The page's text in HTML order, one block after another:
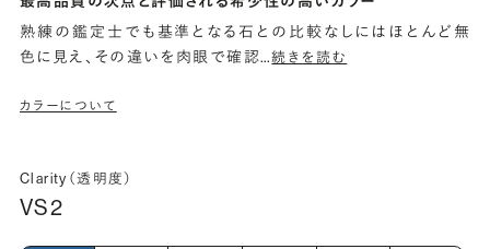
熟練の鑑定士でも基準となる石との比較なしにはほとんど無
色に見え、その違いを肉眼で確認…続きを読む
カラーについて
Clarity（透明度）
VS2